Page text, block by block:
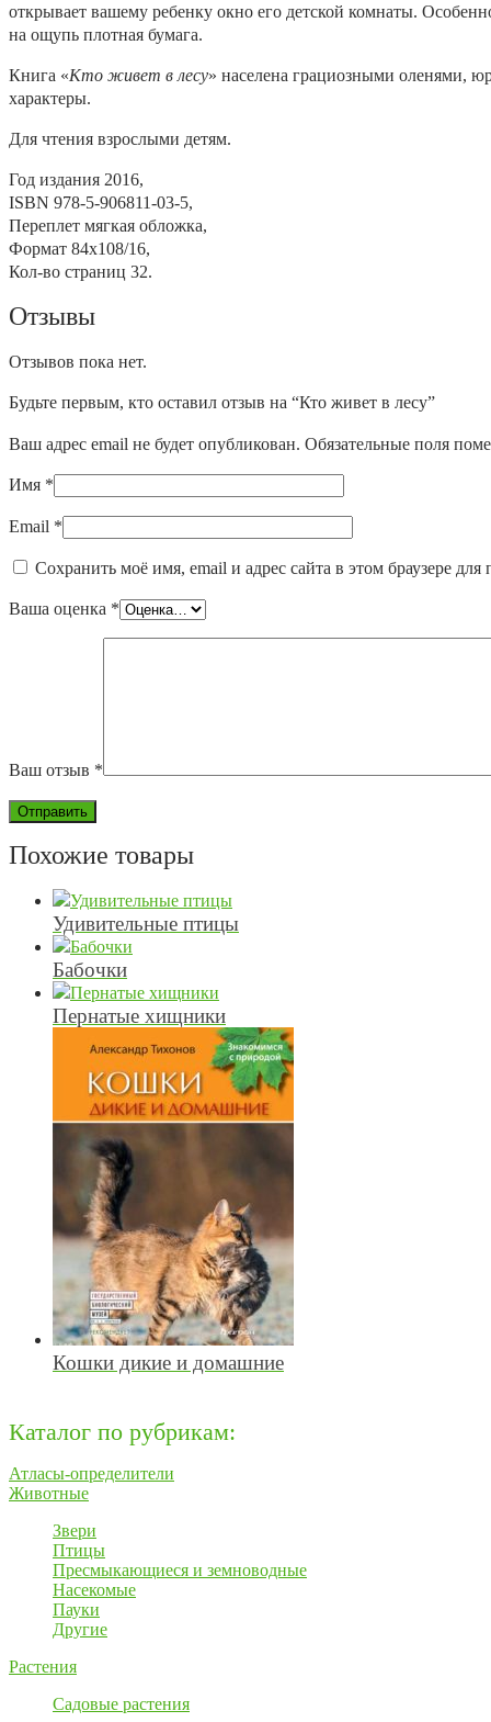
открывает вашему ребенку окно его детской комнаты.
на ощупь плотная бумага.
Книга «Кто живет в лесу» населена грациозными оленями,
характеры.
Для чтения взрослыми детям.
Год издания 2016,
ISBN 978-5-906811-03-5,
Переплет мягкая обложка,
Формат 84х108/16,
Кол-во страниц 32.
Отзывы
Отзывов пока нет.
Будьте первым, кто оставил отзыв на “Кто живет в лесу”
Ваш адрес email не будет опубликован. Обязательные поля
Имя *
Email *
Сохранить моё имя, email и адрес сайта в этом браузере
Ваша оценка *
Ваш отзыв *
Похожие товары
Удивительные птицы
Бабочки
Пернатые хищники
Кошки дикие и домашние
Каталог по рубрикам:
Атласы-определители
Животные
Звери
Птицы
Пресмыкающиеся и земноводные
Насекомые
Пауки
Другие
Растения
Садовые растения